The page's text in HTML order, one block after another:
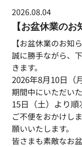
2026.08.04
【お盆休業のお
【お盆休業のお知ら
誠に勝手ながら、
きます。
2026年8月10日（
期間中にいただい
15日（土）より順
ご不便をおかけし
願いいたします。
皆さまも素敵なお